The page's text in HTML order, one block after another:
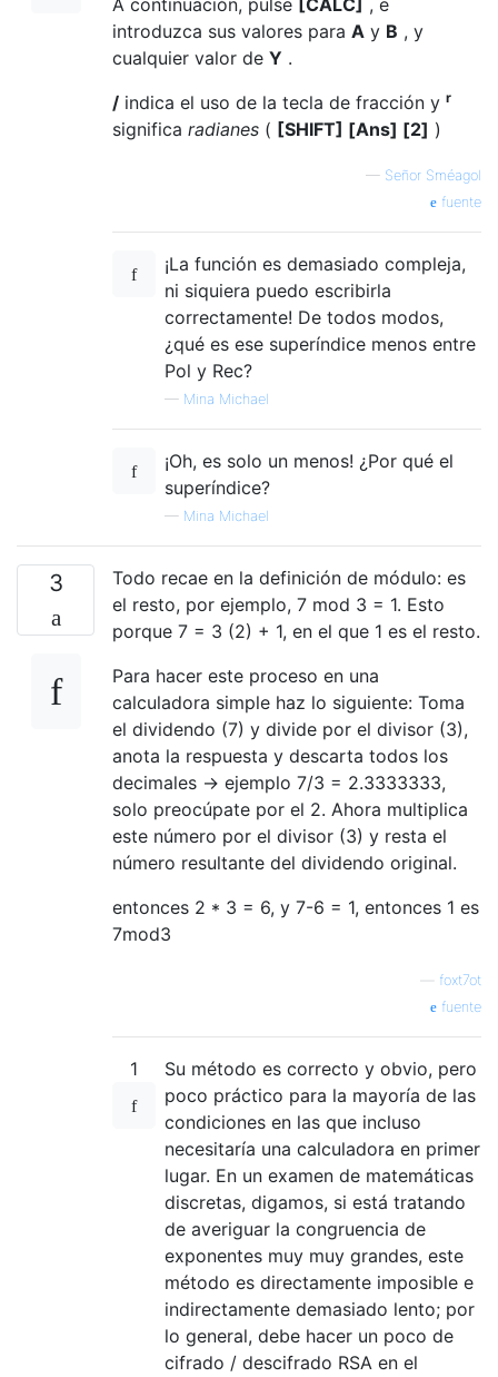
A continuación, pulse [CALC] , e
introduzca sus valores para A y B , y
cualquier valor de Y .
/ indica el uso de la tecla de fracción y r
significa radianes ( [SHIFT] [Ans] [2] )
— Señor Sméagol
fuente
¡La función es demasiado compleja,
ni siquiera puedo escribirla
correctamente! De todos modos,
¿qué es ese superíndice menos entre
Pol y Rec?
— Mina Michael
¡Oh, es solo un menos! ¿Por qué el
superíndice?
— Mina Michael
3
Todo recae en la definición de módulo: es
el resto, por ejemplo, 7 mod 3 = 1. Esto
porque 7 = 3 (2) + 1, en el que 1 es el resto.
Para hacer este proceso en una
calculadora simple haz lo siguiente: Toma
el dividendo (7) y divide por el divisor (3),
anota la respuesta y descarta todos los
decimales -> ejemplo 7/3 = 2.3333333,
solo preocúpate por el 2. Ahora multiplica
este número por el divisor (3) y resta el
número resultante del dividendo original.
entonces 2 * 3 = 6, y 7-6 = 1, entonces 1 es
7mod3
foxt7ot
fuente
1
Su método es correcto y obvio, pero
poco práctico para la mayoría de las
condiciones en las que incluso
necesitaría una calculadora en primer
lugar. En un examen de matemáticas
discretas, digamos, si está tratando
de averiguar la congruencia de
exponentes muy muy grandes, este
método es directamente imposible e
indirectamente demasiado lento; por
lo general, debe hacer un poco de
cifrado / descifrado RSA en el